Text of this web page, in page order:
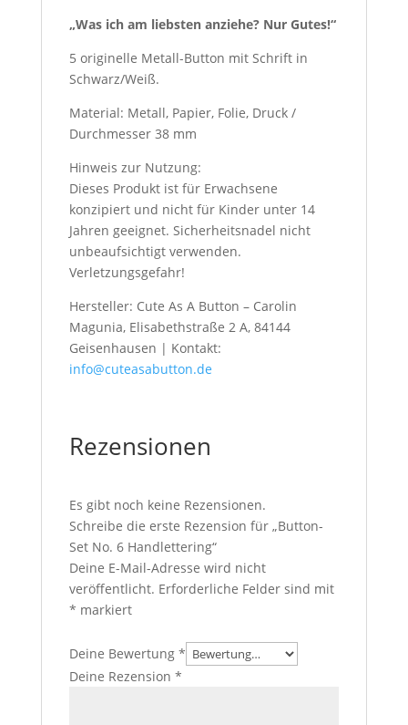
„Was ich am liebsten anziehe? Nur Gutes!“
5 originelle Metall-Button mit Schrift in
Schwarz/Weiß.
Material: Metall, Papier, Folie, Druck /
Durchmesser 38 mm
Hinweis zur Nutzung:
Dieses Produkt ist für Erwachsene
konzipiert und nicht für Kinder unter 14
Jahren geeignet. Sicherheitsnadel nicht
unbeaufsichtigt verwenden.
Verletzungsgefahr!
Hersteller: Cute As A Button – Carolin
Magunia, Elisabethstraße 2 A, 84144
Geisenhausen | Kontakt:
info@cuteasabutton.de
Rezensionen
Es gibt noch keine Rezensionen.
Schreibe die erste Rezension für „Button-
Set No. 6 Handlettering“
Deine E-Mail-Adresse wird nicht
veröffentlicht. Erforderliche Felder sind mit
* markiert
Deine Bewertung *
Deine Rezension *